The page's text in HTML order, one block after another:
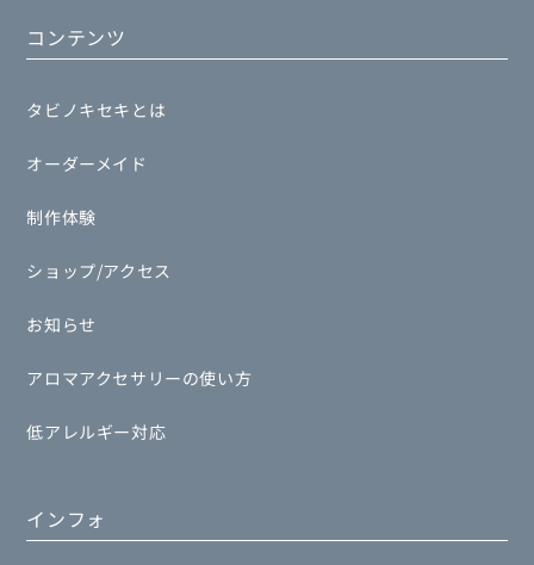
コンテンツ
タビノキセキとは
オーダーメイド
制作体験
ショップ/アクセス
お知らせ
アロマアクセサリーの使い方
低アレルギー対応
インフォ